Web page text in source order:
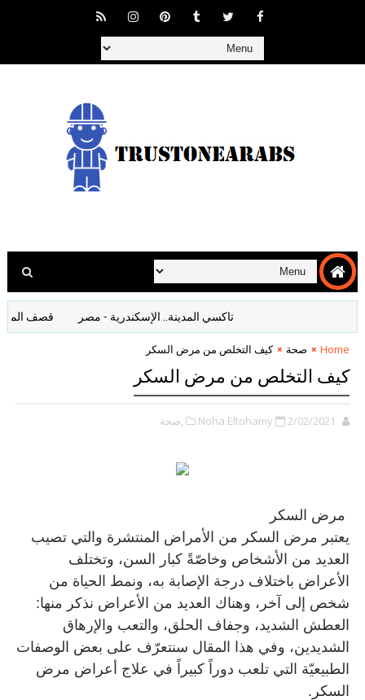
تاكسي المدينة.. الإسكندرية - مصر قصف المانيا
Home صحة كيف التخلص من مرض السكر
كيف التخلص من مرض السكر
Noha Eltohamy 2/02/2021 ,صحة
مرض السكر
يعتبر مرض السكر من الأمراض المنتشرة والتي تصيب
العديد من الأشخاص وخاصّةً كبار السن، وتختلف
الأعراض باختلاف درجة الإصابة به، ونمط الحياة من
شخص إلى آخر، وهناك العديد من الأعراض نذكر منها:
العطش الشديد، وجفاف الحلق، والتعب والإرهاق
الشديدين، وفي هذا المقال سنتعرّف على بعض الوصفات
الطبيعيّة التي تلعب دوراً كبيراً في علاج أعراض مرض
السكر. ‏